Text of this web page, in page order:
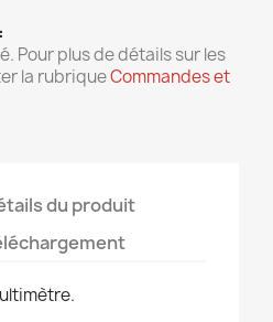
Pour plus de détails sur les
la rubriqueCommandes et
du produit